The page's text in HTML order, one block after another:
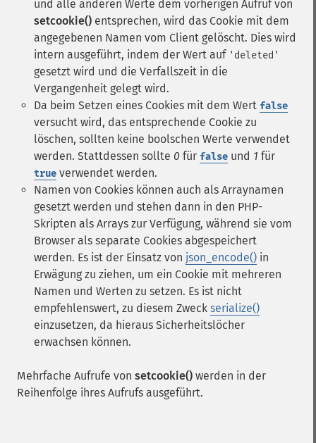
und alle anderen Werte dem vorherigen Aufruf von
setcookie() entsprechen, wird das Cookie mit dem
angegebenen Namen vom Client gelöscht. Dies wird
intern ausgeführt, indem der Wert auf 'deleted'
gesetzt wird und die Verfallszeit in die
Vergangenheit gelegt wird.
Da beim Setzen eines Cookies mit dem Wert false
versucht wird, das entsprechende Cookie zu
löschen, sollten keine boolschen Werte verwendet
werden. Stattdessen sollte 0 für false und 1 für
true verwendet werden.
Namen von Cookies können auch als Arraynamen
gesetzt werden und stehen dann in den PHP-
Skripten als Arrays zur Verfügung, während sie vom
Browser als separate Cookies abgespeichert
werden. Es ist der Einsatz von json_encode() in
Erwägung zu ziehen, um ein Cookie mit mehreren
Namen und Werten zu setzen. Es ist nicht
empfehlenswert, zu diesem Zweck serialize()
einzusetzen, da hieraus Sicherheitslöcher
erwachsen können.
Mehrfache Aufrufe von setcookie() werden in der
Reihenfolge ihres Aufrufs ausgeführt.